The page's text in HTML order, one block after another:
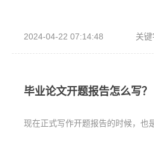
2024-04-22 07:14:48 关键
毕业论文开题报告怎么写？
现在正式写作开题报告的时候，也